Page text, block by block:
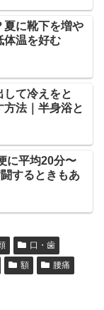
夏に靴下を増や
体温を好む
して冷えをと
方法｜半身浴と
に平均20分〜
するときもあ
口・歯
額 腰痛